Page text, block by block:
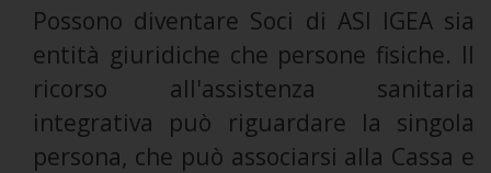
Possono diventare Soci di ASI IGEA sia
entità giuridiche che persone fisiche. Il
ricorso all'assistenza sanitaria
integrativa può riguardare la singola
persona, che può associarsi alla Cassa e